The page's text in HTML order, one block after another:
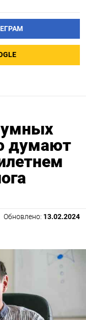
умных
думают
Обновлено: 13.02.2024